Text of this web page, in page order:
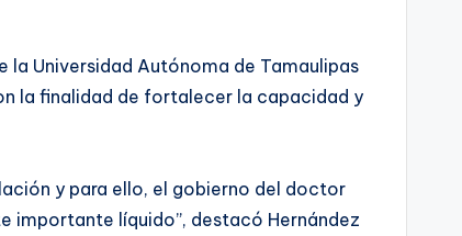
la Universidad Autónoma de Tamaulipas
la finalidad de fortalecer la capacidad y
y para ello, el gobierno del doctor
importante líquido”, destacó Hernández